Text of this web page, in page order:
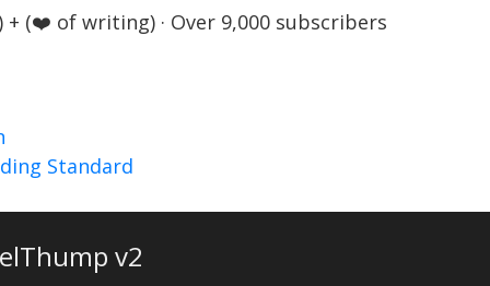
(❤️ of writing) · Over 9,000 subscribers
Standard
v2